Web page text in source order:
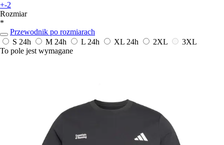
+-2
Rozmiar
*
Przewodnik po rozmiarach
S 24h M 24h L 24h XL 24h 2XL
3XL
To pole jest wymagane